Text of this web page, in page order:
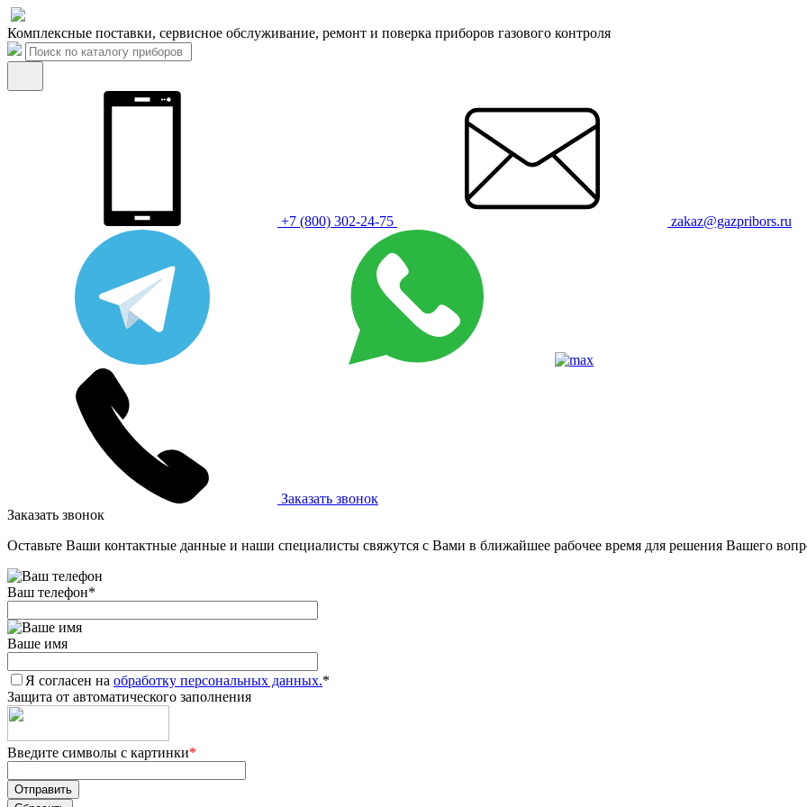
Комплексные поставки, сервисное обслуживание, ремонт и поверка приборов газового контроля
+7 (800) 302-24-75 zakaz@gazpribors.ru
Заказать звонок
Заказать звонок
Оставьте Ваши контактные данные и наши специалисты свяжутся с Вами в ближайшее рабочее время для решения Вашего
Ваш телефон*
Ваше имя
Я согласен на обработку персональных данных.*
Защита от автоматического заполнения
Введите символы с картинки*